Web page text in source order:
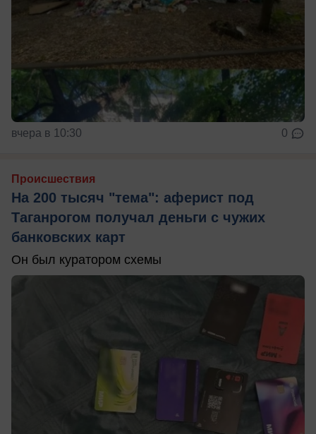
вчера в 10:30 0
Происшествия
На 200 тысяч "тема": аферист под
Таганрогом получал деньги с чужих
банковских карт
Он был куратором схемы